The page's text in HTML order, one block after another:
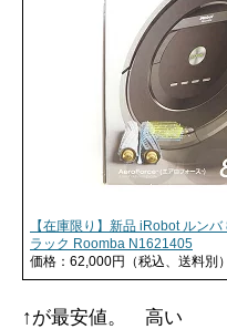
【在庫限り】新品 iRobot ルン
ラック Roomba N1621405
価格：62,000円（税込、送料別）
↑が最安値。 高い